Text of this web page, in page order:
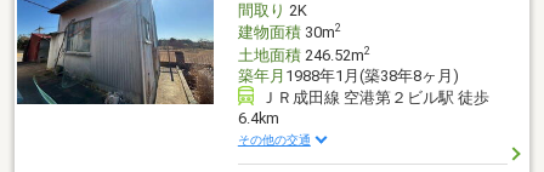
間取り 2K
建物面積30m2
土地面積246.52m2
築年月 1988年1月(築38年8ヶ月)
ＪＲ成田線 空港第２ビル駅 徒歩
6.4km
その他の交通